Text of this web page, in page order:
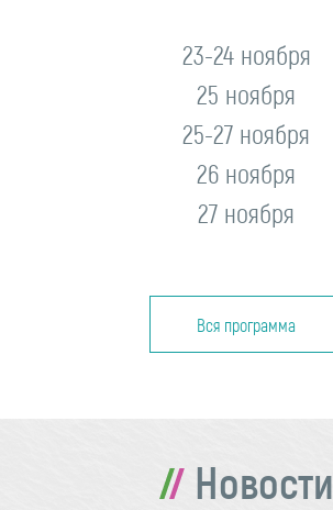
23-24 ноября
25 ноября
25-27 ноября
26 ноября
27 ноября
Вся программа
Новости